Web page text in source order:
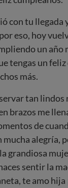
con tu llegada
eso, hoy
un año
tengas un
más.
tan lindos
brazos me
de
mucha alegría,
grandiosa
sentir la
te amo hija